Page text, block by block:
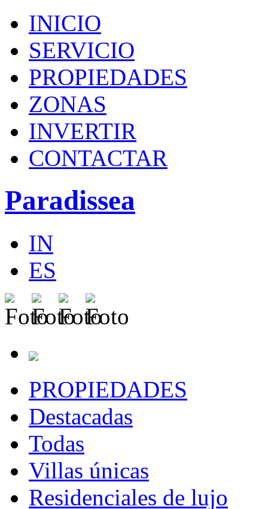
INICIO
SERVICIO
PROPIEDADES
ZONAS
INVERTIR
CONTACTAR
Paradissea
IN
ES
PROPIEDADES
Destacadas
Todas
Villas únicas
Residenciales de lujo